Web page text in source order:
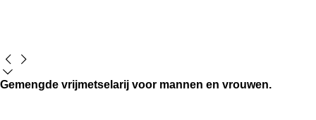
Gemengde vrijmetselarij voor mannen en vrouwen.